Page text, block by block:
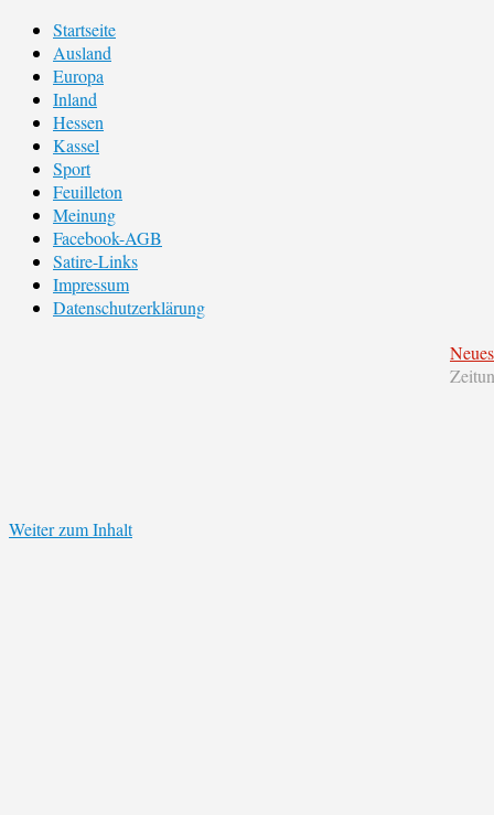
Startseite
Ausland
Europa
Inland
Hessen
Kassel
Sport
Feuilleton
Meinung
Facebook-AGB
Satire-Links
Impressum
Datenschutzerklärung
Weiter zum Inhalt